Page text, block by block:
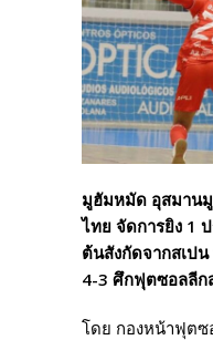
มูฮัมหมัด อุสมาน
ไทย จัดการยิง 1
ต้นสังกัดจากสเป
4-3 ศึกฟุตซอลลีก
โดย กองหน้าฟุต